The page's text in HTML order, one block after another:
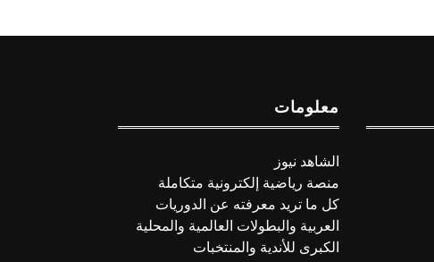
معلومات
الشاهد نيوز
منصة رياضية إلكترونية متكاملة
كل ما تريد معرفته عن الدوريات
العربية والبطولات العالمية والمحلية
الكبرى للأندية والمنتخبات